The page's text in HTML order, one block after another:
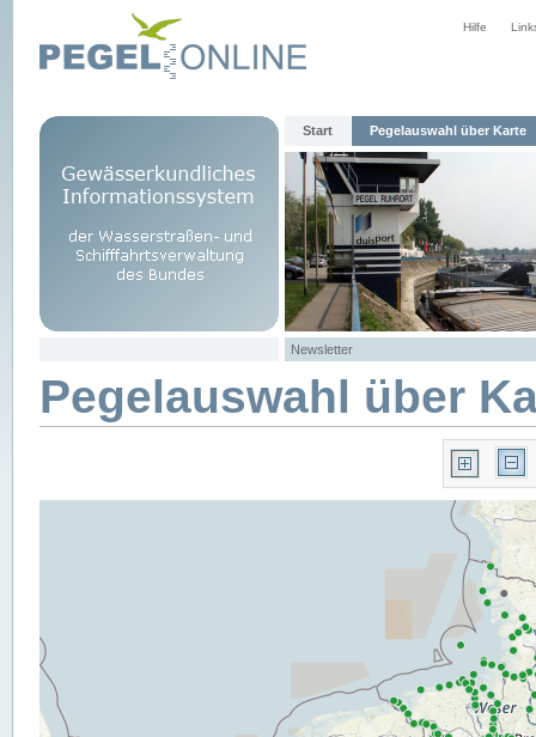
Hilfe
Start Pegelauswahl über Karte
Newsletter
Pegelauswahl über